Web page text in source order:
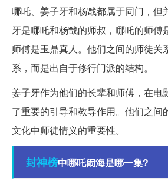
哪吒、姜子牙和杨戬都属于同门，但
牙是哪吒和杨戬的师叔，哪吒的师傅
师傅是玉鼎真人。他们之间的师徒关
系，而是出自于修行门派的结构。
姜子牙作为他们的长辈和师傅，在电
了重要的引导和教导作用。他们之间
文化中师徒情义的重要性。
封神榜中哪吒闹海是哪一集?